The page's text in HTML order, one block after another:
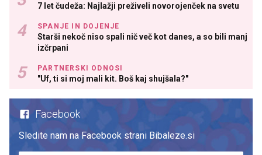
7 let čudeža: Najlažji preživeli novorojenček na svetu
SPANJE IN DOJENJE
Starši nekoč niso spali nič več kot danes, a so bili manj
izčrpani
PARTNERSKI ODNOSI
"Uf, ti si moj mali kit. Boš kaj shujšala?"
Facebook
Sledite nam na Facebook strani Bibaleze.si